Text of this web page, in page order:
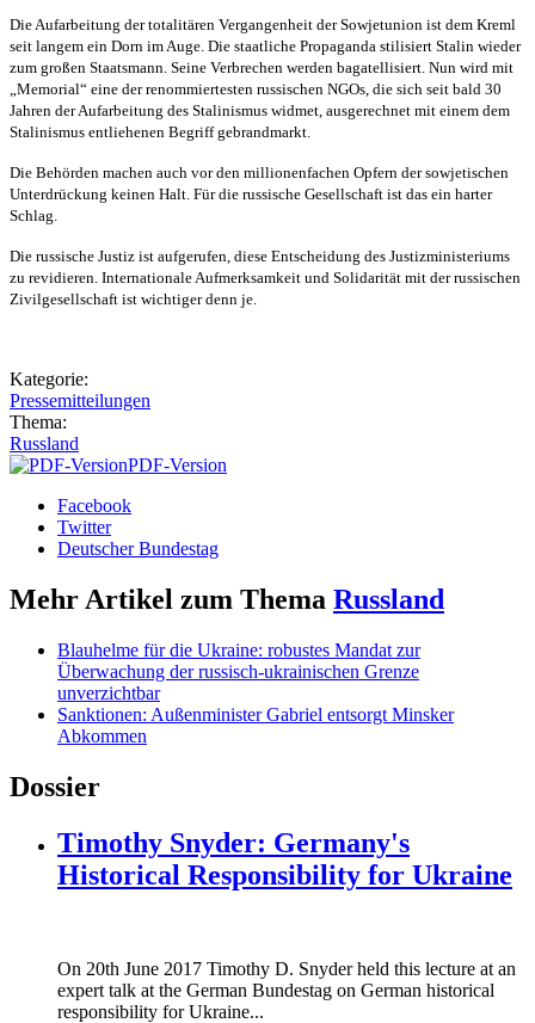
Die Aufarbeitung der totalitären Vergangenheit der Sowjetunion ist dem Kreml
seit langem ein Dorn im Auge. Die staatliche Propaganda stilisiert Stalin wieder
zum großen Staatsmann. Seine Verbrechen werden bagatellisiert. Nun wird mit
„Memorial“ eine der renommiertesten russischen NGOs, die sich seit bald 30
Jahren der Aufarbeitung des Stalinismus widmet, ausgerechnet mit einem dem
Stalinismus entliehenen Begriff gebrandmarkt.
Die Behörden machen auch vor den millionenfachen Opfern der sowjetischen
Unterdrückung keinen Halt. Für die russische Gesellschaft ist das ein harter
Schlag.
Die russische Justiz ist aufgerufen, diese Entscheidung des Justizministeriums
zu revidieren. Internationale Aufmerksamkeit und Solidarität mit der russischen
Zivilgesellschaft ist wichtiger denn je.
Kategorie:
Pressemitteilungen
Thema:
Russland
PDF-Version
Facebook
Twitter
Deutscher Bundestag
Mehr Artikel zum Thema Russland
Blauhelme für die Ukraine: robustes Mandat zur
Überwachung der russisch-ukrainischen Grenze
unverzichtbar
Sanktionen: Außenminister Gabriel entsorgt Minsker
Abkommen
Dossier
Timothy Snyder: Germany's
Historical Responsibility for Ukraine
On 20th June 2017 Timothy D. Snyder held this lecture at an
expert talk at the German Bundestag on German historical
responsibility for Ukraine...